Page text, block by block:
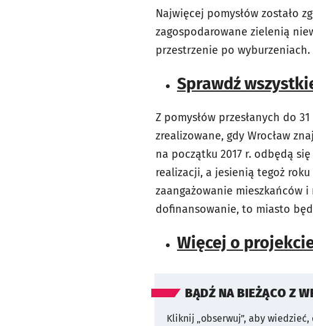
Najwięcej pomysłów zostało
zagospodarowane zielenią
przestrzenie po wyburzeniach.
Sprawdź
Z pomysłów przesłanych do
zrealizowane, gdy Wrocław
na początku 2017 r. odbędą
realizacji, a jesienią tegoż
zaangażowanie mieszkańców
dofinansowanie, to miasto
Więcej o
BĄDŹ NA BIEŻĄCO Z
Kliknij „obserwuj”, aby wiedzieć,